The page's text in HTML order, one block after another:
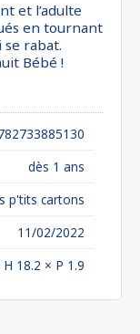
et l’adulte
en tournant
rabat.
Bébé !
dès 1 ans
p'tits cartons
11/02/2022
18.2 × P 1.9